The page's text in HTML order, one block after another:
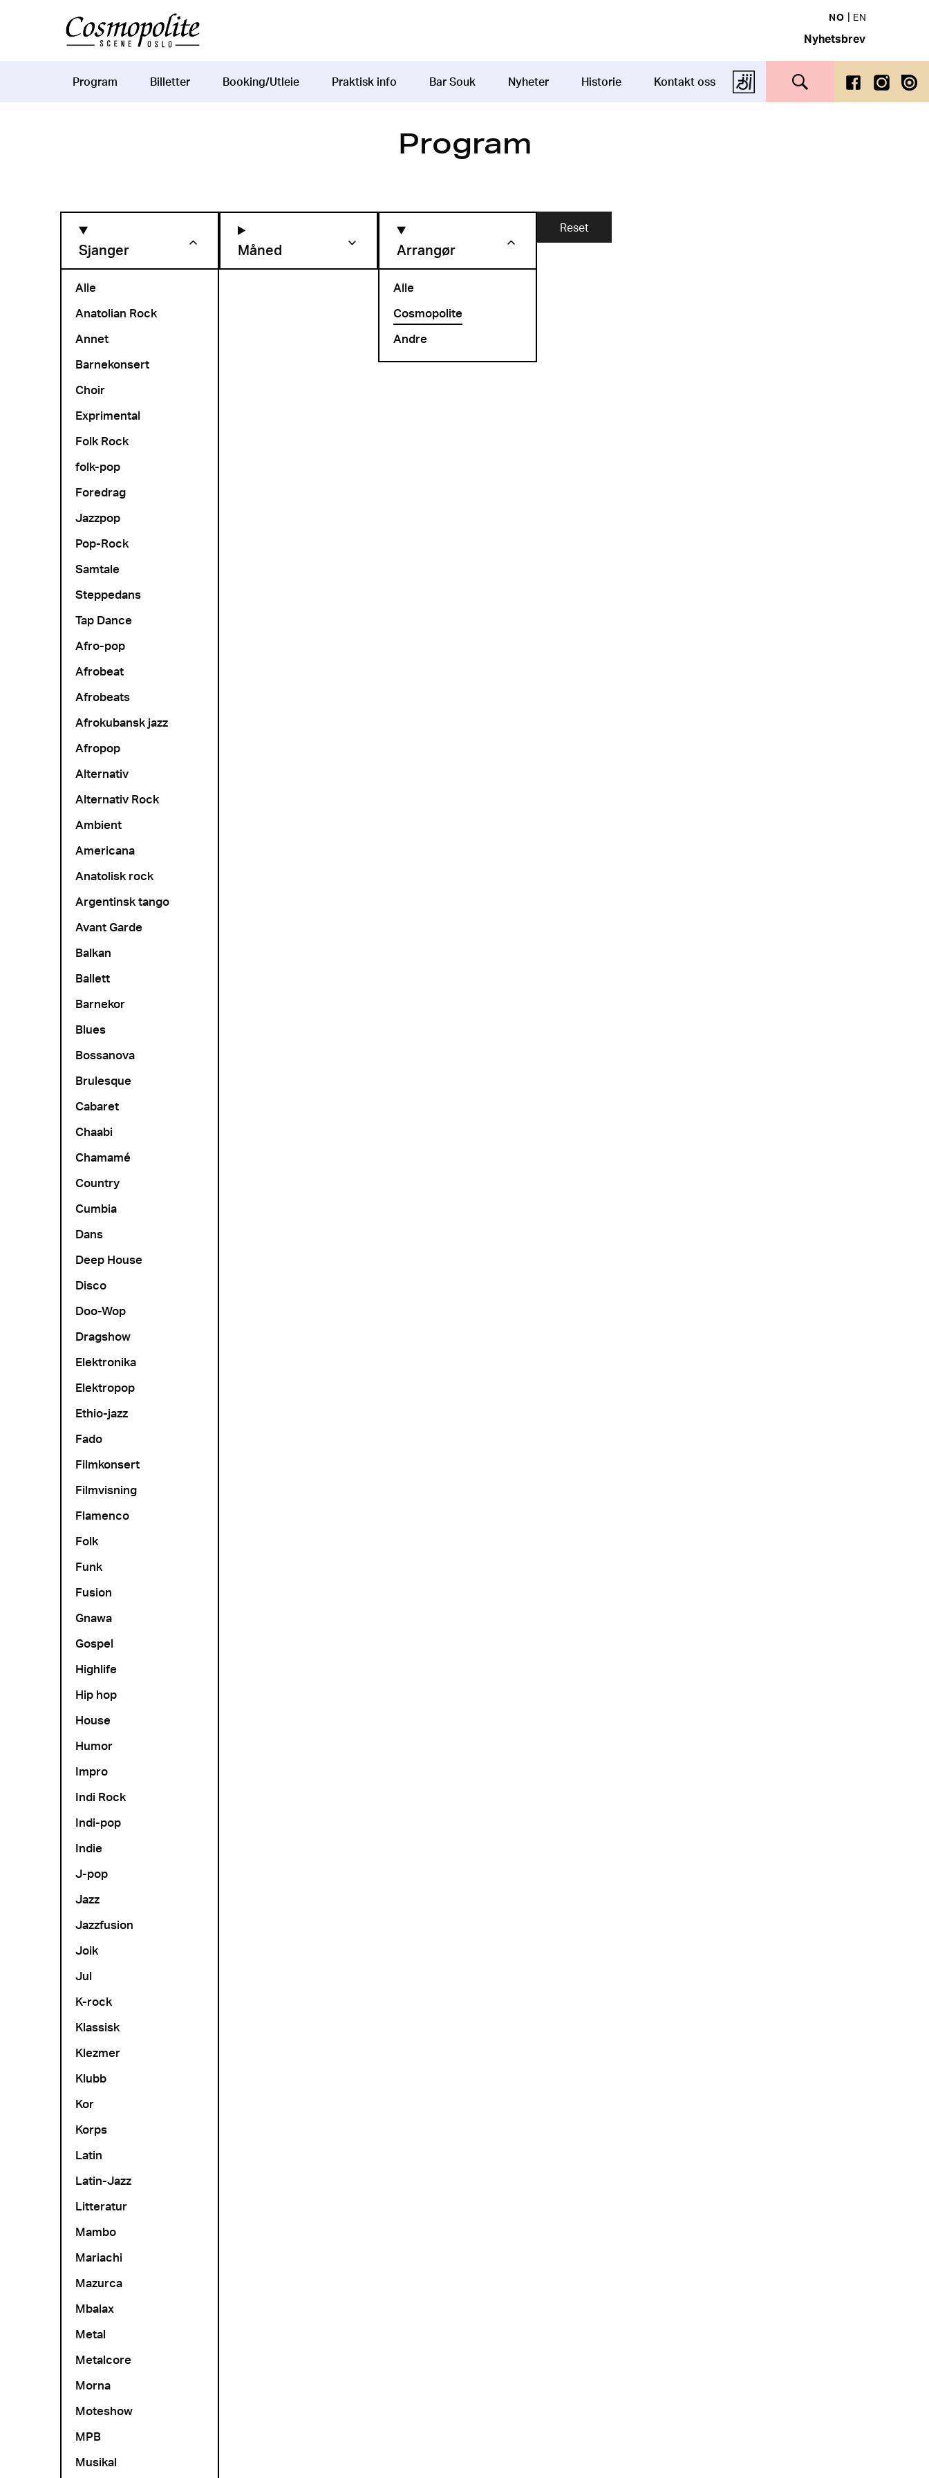
NO EN
Nyhetsbrev
Main
Program Billetter Booking/Utleie Praktisk info Bar Souk Nyheter Historie Kontakt oss Search this site
Program
Sjanger
Alle
Anatolian Rock
Annet
Barnekonsert
Choir
Exprimental
Folk Rock
folk-pop
Foredrag
Jazzpop
Pop-Rock
Samtale
Steppedans
Tap Dance
Afro-pop
Afrobeat
Afrobeats
Afrokubansk jazz
Afropop
Alternativ
Alternativ Rock
Ambient
Americana
Anatolisk rock
Argentinsk tango
Avant Garde
Balkan
Ballett
Barnekor
Blues
Bossanova
Brulesque
Cabaret
Chaabi
Chamamé
Country
Cumbia
Dans
Deep House
Disco
Doo-Wop
Dragshow
Elektronika
Elektropop
Ethio-jazz
Fado
Filmkonsert
Filmvisning
Flamenco
Folk
Funk
Fusion
Gnawa
Gospel
Highlife
Hip hop
House
Humor
Impro
Indi Rock
Indi-pop
Indie
J-pop
Jazz
Jazzfusion
Joik
Jul
K-rock
Klassisk
Klezmer
Klubb
Kor
Korps
Latin
Latin-Jazz
Litteratur
Mambo
Mariachi
Mazurca
Mbalax
Metal
Metalcore
Morna
Moteshow
MPB
Musikal
Måned Arrangør
Alle
Cosmopolite
Andre